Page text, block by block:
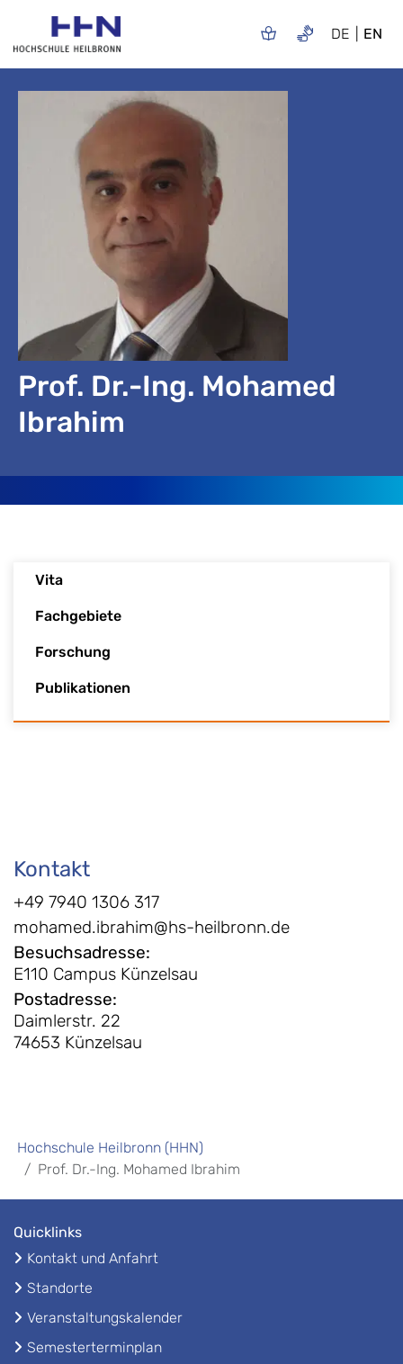
DE EN
Prof. Dr.-Ing. Mohamed
Ibrahim
Vita
Fachgebiete
Forschung
Publikationen
Kontakt
+49 7940 1306 317
mohamed.ibrahim@hs-heilbronn.de
Besuchsadresse:
E110 Campus Künzelsau
Postadresse:
Daimlerstr. 22
74653 Künzelsau
Hochschule Heilbronn (HHN)
Prof. Dr.-Ing. Mohamed Ibrahim
Quicklinks
Kontakt und Anfahrt
Standorte
Veranstaltungskalender
Semesterterminplan